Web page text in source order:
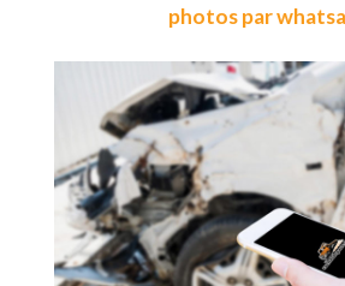
photos par